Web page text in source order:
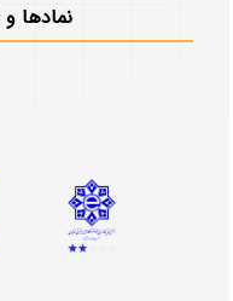
نمادها